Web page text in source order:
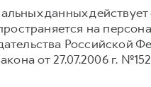
данных
на
Российской
от 27.07.2006 г.